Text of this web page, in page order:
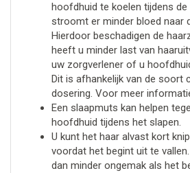
hoofdhuid te koelen tijdens de
stroomt er minder bloed naar
Hierdoor beschadigen de
heeft u minder last van
uw zorgverlener of u
Dit is afhankelijk van de soort
dosering. Voor meer
Een slaapmuts kan helpen
hoofdhuid tijdens het slapen.
U kunt het haar alvast kort
voordat het begint uit te
dan minder ongemak als het